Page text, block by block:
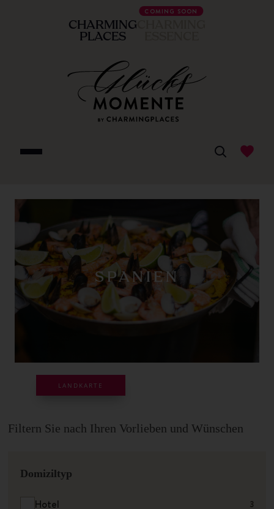
CHARMING
PLACES
COMING SOON
SPANIEN
LANDKARTE
Filtern Sie nach Ihren Vorlieben und Wünschen
Domiziltyp
Hotel 3